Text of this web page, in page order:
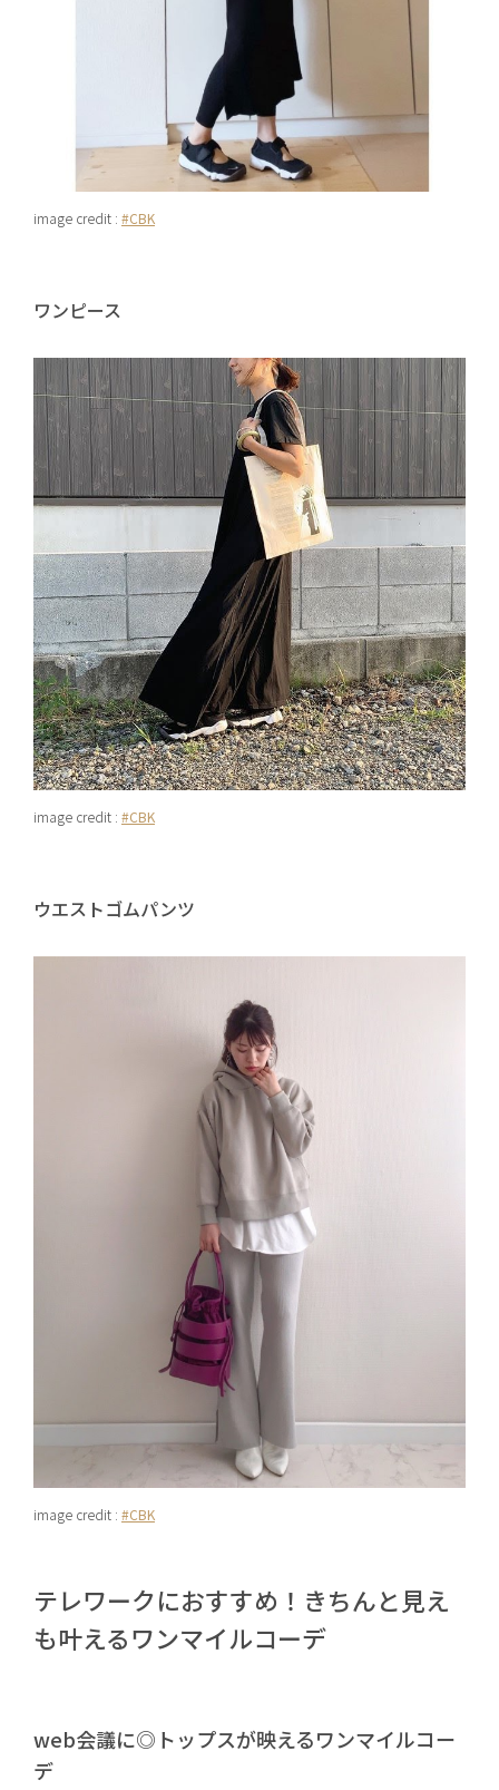
image credit : #CBK
ワンピース
image credit : #CBK
ウエストゴムパンツ
image credit : #CBK
テレワークにおすすめ！きちんと見え
も叶えるワンマイルコーデ
web会議に◎トップスが映えるワンマイルコー
デ